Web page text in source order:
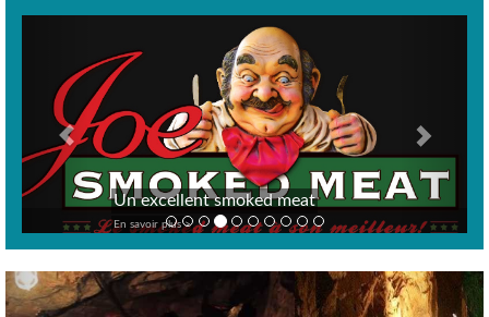
Un excellent smoked meat
En savoir plus >
Previous